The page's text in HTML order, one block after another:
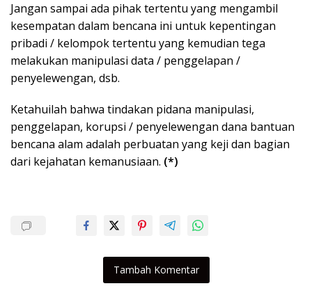
Jangan sampai ada pihak tertentu yang mengambil
kesempatan dalam bencana ini untuk kepentingan
pribadi / kelompok tertentu yang kemudian tega
melakukan manipulasi data / penggelapan /
penyelewengan, dsb.
Ketahuilah bahwa tindakan pidana manipulasi,
penggelapan, korupsi / penyelewengan dana bantuan
bencana alam adalah perbuatan yang keji dan bagian
dari kejahatan kemanusiaan. (*)
Tambah Komentar